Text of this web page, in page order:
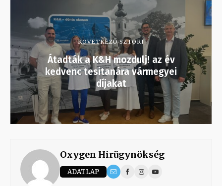
KÖVETKEZŐ SZTORI
Átadták a K&H mozdulj! az év
kedvenc tesitanára vármegyei
díjakat
Oxygen Hirügynökség
ADATLAP